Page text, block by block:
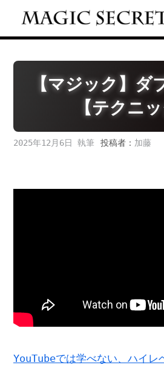
【マジック】ダ
【テクニッ
2025年12月6日 投稿者： 加藤
YouTubeでは学べない、ハイレ